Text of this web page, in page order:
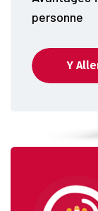
personne
Y